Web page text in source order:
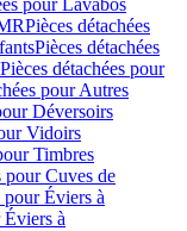
pour Lavabos
Pièces détachées
Pièces détachées
Pièces détachées pour
pour Autres
Déversoirs
Vidoirs
Timbres
pour Cuves de
pour Éviers à
Éviers à